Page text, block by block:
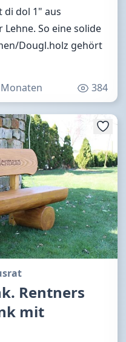
di dol 1" aus
So eine solide
Dougl.holz gehört
384
Rentners
mit